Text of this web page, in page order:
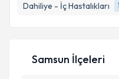
Dahiliye - İç Hastalıkları
1
Samsun İlçeleri